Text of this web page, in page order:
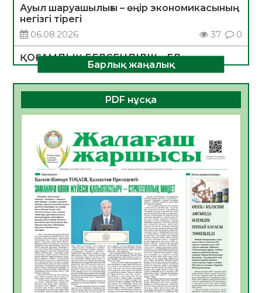
Ауыл шаруашылығы – өңір экономикасының
негізгі тірегі
06.08.2026
37 0
ҚОҒАМДЫҚ БЕЛСЕНДІЛІК – ЕЛ
ДАМУЫНЫҢ НЕГІЗІ
06.08.2026
34 0
ҚҰРЫЛТАЙ САЙЛАУЫ – БОЛАШАҚҚА
БАСТАР ЖАУАПТЫ ТАҢДАУ
06.08.2026
Инфекциялық ауруларға қарсы иммундау
жұмыстарының тиімділігі
06.08.2026
38
Көкжөтел ауруы туралы
06.08.2026
34
АПВ вакцинасы туралы мәлімет
06.08.2026
35
Open Air: Қызылорда облысы полиция
Барлық жаңалық
PDF нұсқа